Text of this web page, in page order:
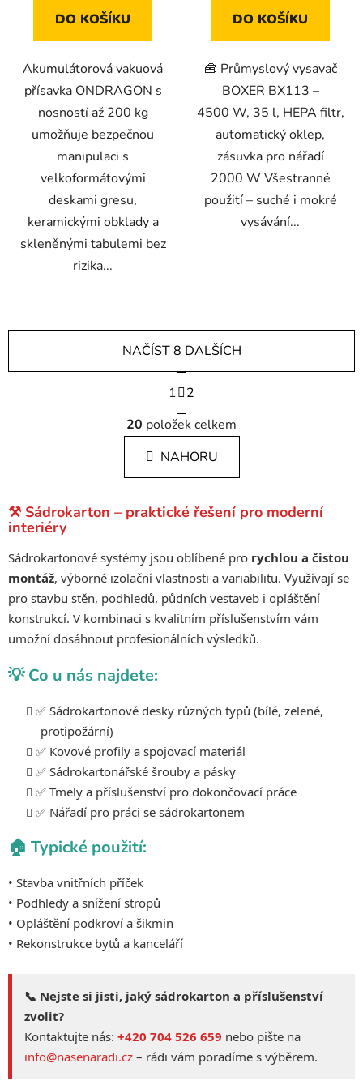
DO KOŠÍKU
Akumulátorová vakuová
přísavka ONDRAGON s
nosností až 200 kg
umožňuje bezpečnou
manipulaci s
velkoformátovými
deskami gresu,
keramickými obklady a
skleněnými tabulemi bez
rizika...
DO KOŠÍKU
🧰 Průmyslový vysavač
BOXER BX113 –
4500 W, 35 l, HEPA filtr,
automatický oklep,
zásuvka pro nářadí
2000 W Všestranné
použití – suché i mokré
vysávání...
O
v
l
á
d
a
c
p
r
v
k
y
v
s
NAČÍST 8 DALŠÍCH
S
t
r
á
n
k
á
n
1
2
20 položek celkem
NAHORU
⚒️ Sádrokarton – praktické řešení pro moderní
interiéry
Sádrokartonové systémy jsou oblíbené pro rychlou a čistou
montáž, výborné izolační vlastnosti a variabilitu. Využívají se
pro stavbu stěn, podhledů, půdních vestaveb i opláštění
konstrukcí. V kombinaci s kvalitním příslušenstvím vám
umožní dosáhnout profesionálních výsledků.
💡 Co u nás najdete:
✅ Sádrokartonové desky různých typů (bílé, zelené,
protipožární)
✅ Kovové profily a spojovací materiál
✅ Sádrokartonářské šrouby a pásky
✅ Tmely a příslušenství pro dokončovací práce
✅ Nářadí pro práci se sádrokartonem
🏠 Typické použití:
• Stavba vnitřních příček
• Podhledy a snížení stropů
• Opláštění podkroví a šikmin
• Rekonstrukce bytů a kanceláří
📞 Nejste si jisti, jaký sádrokarton a příslušenství
zvolit?
Kontaktujte nás: +420 704 526 659 nebo pište na
info@nasenaradi.cz – rádi vám poradíme s výběrem.